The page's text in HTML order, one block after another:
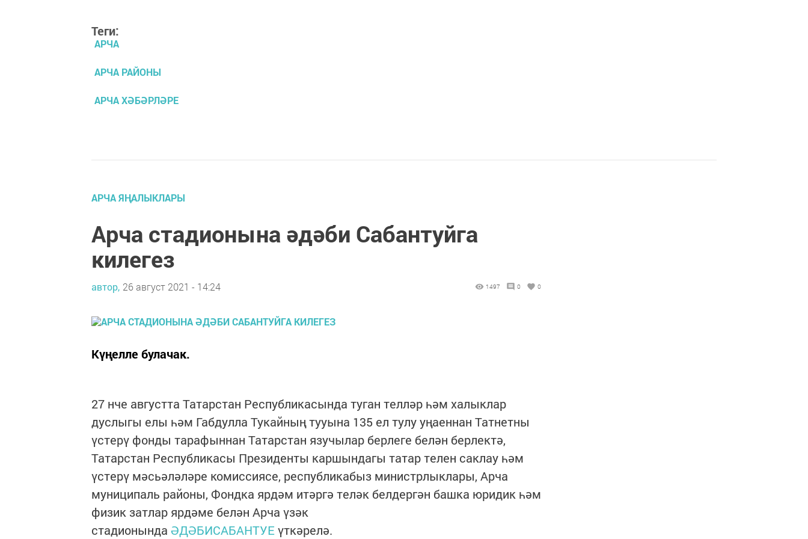
Теги:
АРЧА
АРЧА РАЙОНЫ
АРЧА ХӘБӘРЛӘРЕ
АРЧА ЯҢАЛЫКЛАРЫ
Арча стадионына әдәби Сабантуйга
килегез
автор, 26 август 2021 - 14:24 1497 0 0
Күңелле булачак.
27 нче августта Татарстан Республикасында туган телләр һәм халыклар
дуслыгы елы һәм Габдулла Тукайның тууына 135 ел тулу уңаеннан Татнетны
үстерү фонды тарафыннан Татарстан язучылар берлеге белән берлектә,
Татарстан Республикасы Президенты каршындагы татар телен саклау һәм
үстерү мәсьәләләре комиссиясе, республикабыз министрлыклары, Арча
муниципаль районы, Фондка ярдәм итәргә теләк белдергән башка юридик һәм
физик затлар ярдәме белән Арча үзәк
стадионында ӘДӘБИСАБАНТУЕ үткәрелә.